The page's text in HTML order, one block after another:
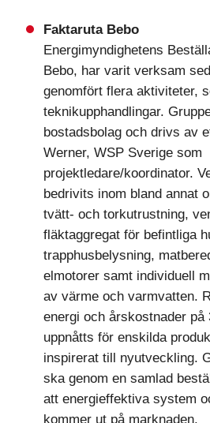
Faktaruta Bebo
Energimyndighetens
Bebo, har varit verksam
genomfört flera aktiviteter,
teknikupphandlingar.
bostadsbolag och drivs av
Werner, WSP Sverige som
projektledare/koordinator.
bedrivits inom bland annat
tvätt- och torkutrustning,
fläktaggregat för befintliga
trapphusbelysning,
elmotorer samt individuell
av värme och varmvatten.
energi och årskostnader
uppnåtts för enskilda
inspirerat till nyutveckling.
ska genom en samlad
att energieffektiva system
kommer ut på marknaden.